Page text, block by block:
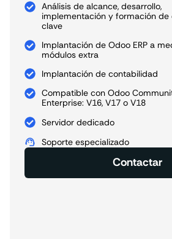
Análisis de alcance, desarrollo,
implementación y formación de
clave
Implantación de Odoo ERP a
módulos extra
Implantación de contabilidad
Compatible con Odoo
Enterprise: V16, V17 o V18
Servidor dedicado
Soporte especializado
Contactar